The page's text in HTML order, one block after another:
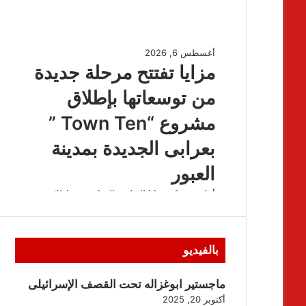
بالفيديو
ماجستير ابوغزاله تحت القصف الإسرائيلى
أكتوبر 20, 2025